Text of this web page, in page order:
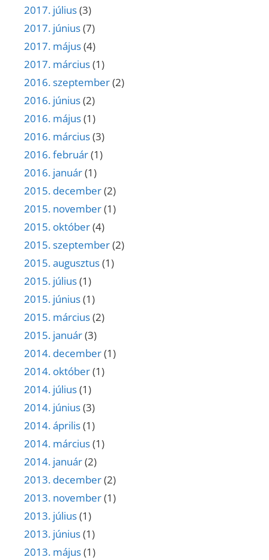
2017. július(3)
2017. június(7)
2017. május(4)
2017. március(1)
2016. szeptember(2)
2016. június(2)
2016. május(1)
2016. március(3)
2016. február(1)
2016. január(1)
2015. december(2)
2015. november(1)
2015. október(4)
2015. szeptember(2)
2015. augusztus(1)
2015. július(1)
2015. június(1)
2015. március(2)
2015. január(3)
2014. december(1)
2014. október(1)
2014. július(1)
2014. június(3)
2014. április(1)
2014. március(1)
2014. január(2)
2013. december(2)
2013. november(1)
2013. július(1)
2013. június(1)
2013. május(1)